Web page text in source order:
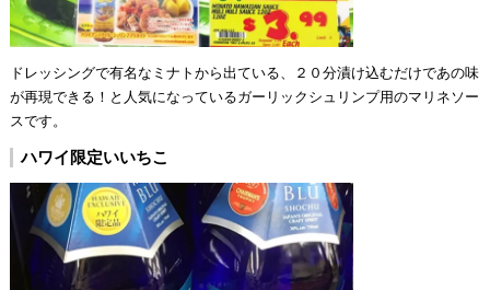
ドレッシングで有名なミナトから出ている、２０分漬け込むだけであの味
が再現できる！と人気になっているガーリックシュリンプ用のマリネソー
スです。
ハワイ限定いいちこ